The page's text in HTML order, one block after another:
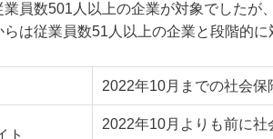
員数501人以上の企業が対象でしたが
は従業員数51人以上の企業と段階的に
2022年10月までの社会保
ト
2022年10月よりも前に社